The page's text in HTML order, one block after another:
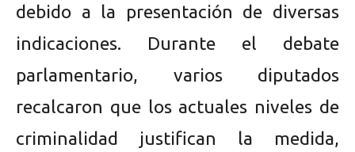
debido a la presentación de diversas
indicaciones. Durante el debate
parlamentario, varios diputados
recalcaron que los actuales niveles de
criminalidad justifican la medida,